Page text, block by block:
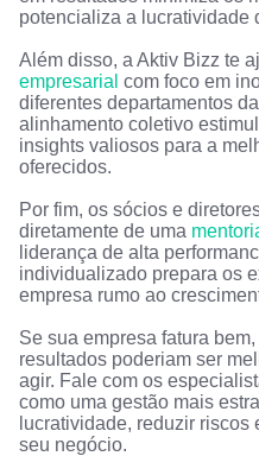
potencializa a lucratividade
Além disso, a Aktiv Bizz te
empresarial com foco em
diferentes departamentos
alinhamento coletivo
insights valiosos para a
oferecidos.
Por fim, os sócios e
diretamente de uma
liderança de alta
individualizado prepara os
empresa rumo ao
Se sua empresa fatura
resultados poderiam ser
agir. Fale com os
como uma gestão mais
lucratividade, reduzir
seu negócio.